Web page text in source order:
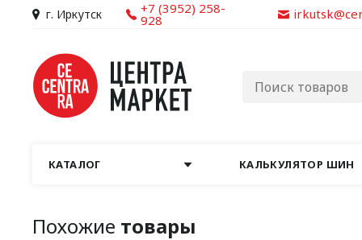
г. Иркутск +7 (3952) 258-
928
КАТАЛОГ КАЛЬКУЛЯТОР ШИН
Похожие товары